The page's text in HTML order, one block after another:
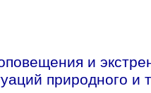
и
природного и